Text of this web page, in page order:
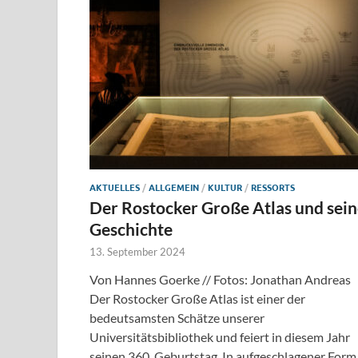
AKTUELLES /ALLGEMEIN /KULTUR /RESSORTS
Der Rostocker Große Atlas und
Geschichte
13. September 2024
Von Hannes Goerke // Fotos: Jonathan Andreas
Der Rostocker Große Atlas ist einer der
bedeutsamsten Schätze unserer
Universitätsbibliothek und feiert in diesem Jahr